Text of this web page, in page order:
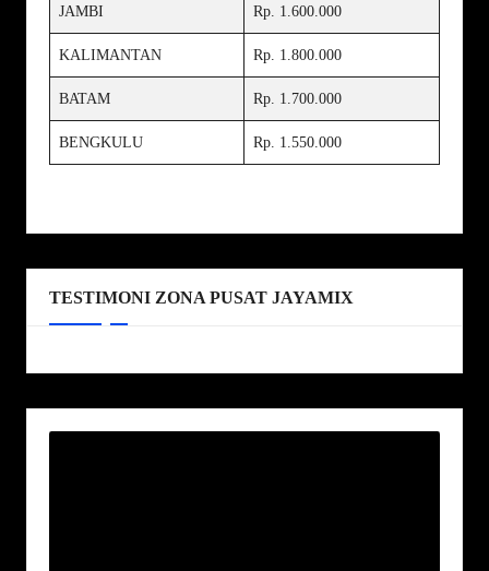
JAMBI Rp. 1.600.000
KALIMANTAN Rp. 1.800.000
BATAM Rp. 1.700.000
BENGKULU Rp. 1.550.000
TESTIMONI ZONA PUSAT JAYAMIX